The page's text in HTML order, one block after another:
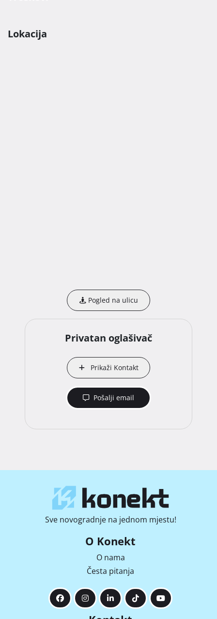
Lokacija
Pogled na ulicu
Privatan oglašivač
Prikaži Kontakt
Pošalji email
Sve novogradnje na jednom mjestu!
O Konekt
O nama
Česta pitanja